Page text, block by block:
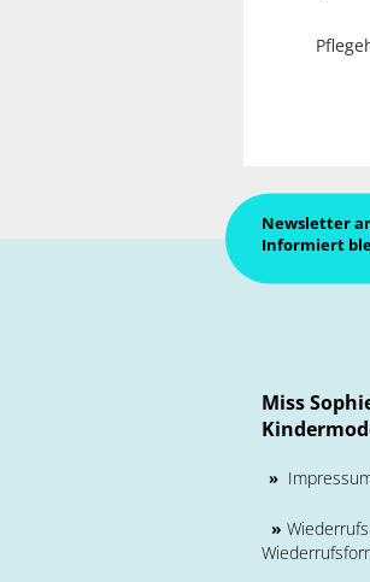
Newsletter
Informiert
Miss
»
»